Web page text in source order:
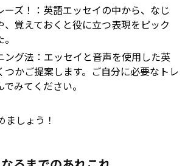
ーズ！：英語エッセイの中から、なじ
、覚えておくと役に立つ表現をピック
ング法：エッセイと音声を使用した英
つかご提案します。ご自分に必要なトレ
みてください。
ましょう！